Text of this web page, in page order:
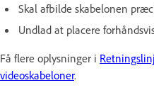
Skal afbilde skabelonen
Undlad at placere
Få flere oplysninger i
videoskabeloner.